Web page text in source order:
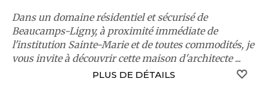
Dans un domaine résidentiel et sécurisé de
Beaucamps-Ligny, à proximité immédiate de
l'institution Sainte-Marie et de toutes commodités, je
vous invite à découvrir cette maison d'architecte ...
PLUS DE DÉTAILS